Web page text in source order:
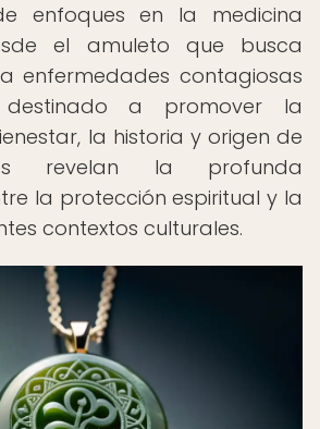
enfoques en la medicina
el amuleto que busca
enfermedades contagiosas
a promover la
la historia y origen de
revelan la profunda
la protección espiritual y la
contextos culturales.